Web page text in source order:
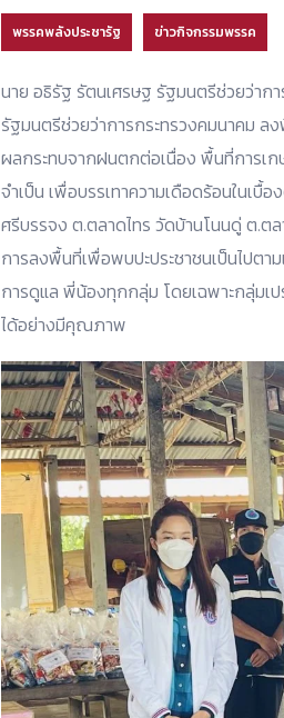
พรรคพลังประชารัฐ ข่าวกิจกรรมพรรค
นาย อธิรัฐ รัตนเศรษฐ รัฐมนตรีช่วยว่าก
รัฐมนตรีช่วยว่าการกระทรวงคมนาคม ล
ผลกระทบจากฝนตกต่อเนื่อง พื้นที่การเ
จำเป็น เพื่อบรรเทาความเดือดร้อนในเ
ศรีบรรจง ต.ตลาดไทร วัดบ้านโนนดู่ ต.ต
การลงพื้นที่เพื่อพบปะประชาชนเป็นไปต
การดูแล พี่น้องทุกกลุ่ม โดยเฉพาะกลุ่มเ
ได้อย่างมีคุณภาพ